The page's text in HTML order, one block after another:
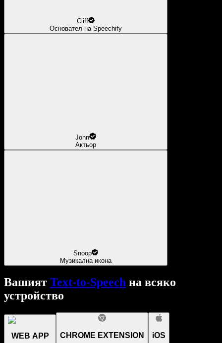
Cliff
Основател на Speechify
John
Актьор
Snoop
Музикална икона
Вашият Text-to-Speech на всяко
устройство
WEB APP CHROME EXTENSION iOS